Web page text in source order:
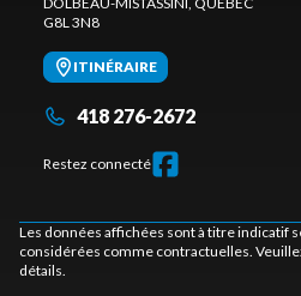
G8L 3N8
ITINÉRAIRE
418 276-2672
Restez connecté
Les données affichées sont à titre indicatif
considérées comme contractuelles.
détails.